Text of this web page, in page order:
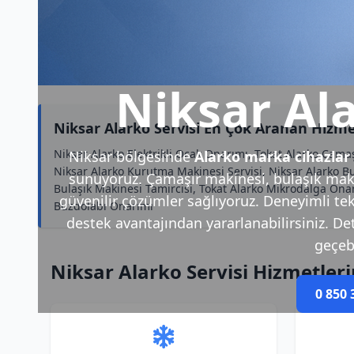
Niksar
Niksar bölgesindeAlarko marka cihazlar
sunuyoruz. Çamaşır makinesi, bulaşık
güvenilir çözümler sağlıyoruz. Deneyimli
destek avantajından yararlanabilirsiniz.
0 850
Niksar Alarko Servisi En Çok Aranan
Niksar Alarko Elektrikli Ocak Onarımı, Tokat Alarko
Niksar Alarko Kurutma Makinesi Servisi, Niksar Alarko
Bulaşık Makinesi Tamircisi, Tokat Alarko Mikrodalga
Buzdolabı Onarımı
Niksar Alarko Servisi